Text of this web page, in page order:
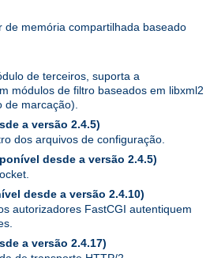
de memória compartilhada baseado
de terceiros, suporta a
módulos de filtro baseados em libxml2
de marcação).
a versão 2.4.5)
dos arquivos de configuração.
desde a versão 2.4.5)
desde a versão 2.4.10)
autorizadores FastCGI autentiquem
a versão 2.4.17)